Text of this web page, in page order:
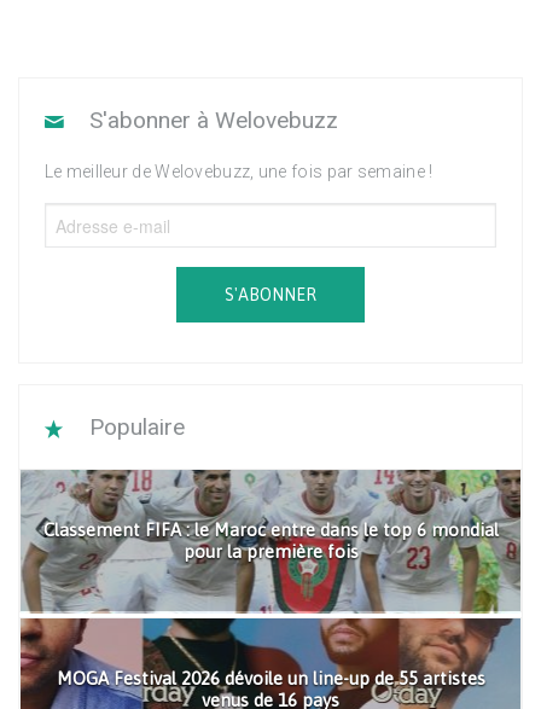
S'abonner à Welovebuzz
Le meilleur de Welovebuzz, une fois par semaine !
S'ABONNER
Populaire
Classement FIFA : le Maroc entre dans le top 6 mondial
pour la première fois
MOGA Festival 2026 dévoile un line-up de 55 artistes
venus de 16 pays